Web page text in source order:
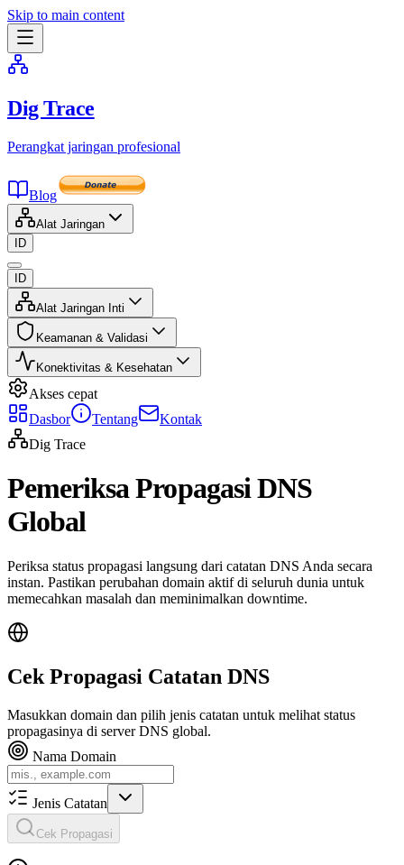
Skip to main content
Dig Trace
Perangkat jaringan profesional
Blog
Alat Jaringan
ID
ID
Alat Jaringan Inti
Keamanan & Validasi
Konektivitas & Kesehatan
Akses cepat
Dasbor
Tentang
Kontak
Dig Trace
Pemeriksa Propagasi DNS
Global
Periksa status propagasi langsung dari catatan DNS Anda secara
instan. Pastikan perubahan domain aktif di seluruh dunia untuk
memecahkan masalah dan meminimalkan downtime.
Cek Propagasi Catatan DNS
Masukkan domain dan pilih jenis catatan untuk melihat status
propagasinya di server DNS global.
Nama Domain
Jenis Catatan
Cek Propagasi